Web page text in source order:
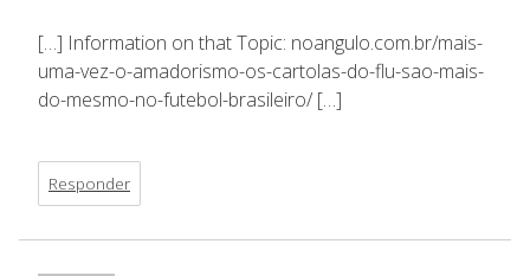
[…] Information on that Topic: noangulo.com.br/mais-
uma-vez-o-amadorismo-os-cartolas-do-flu-sao-mais-
do-mesmo-no-futebol-brasileiro/ […]
Responder